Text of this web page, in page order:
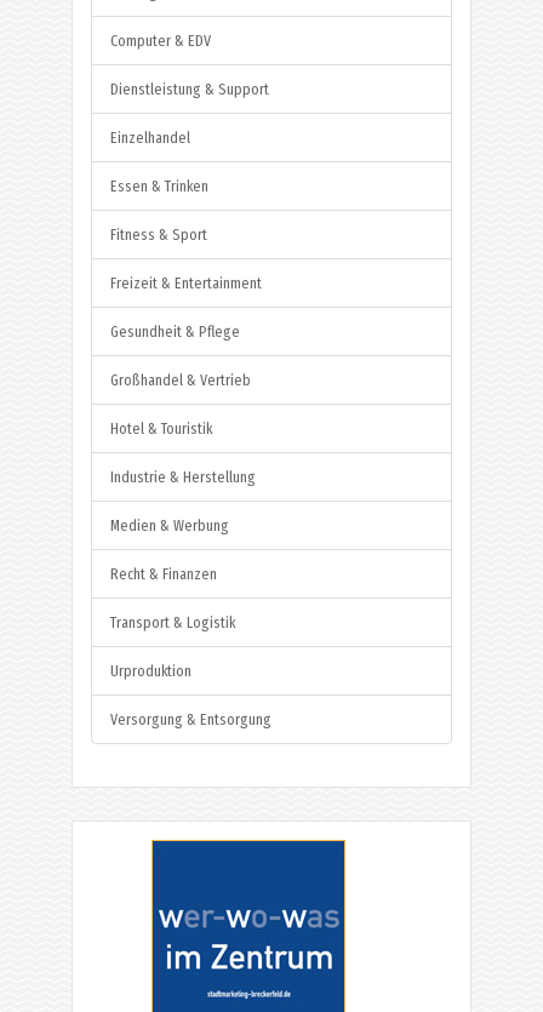
Computer & EDV
Dienstleistung & Support
Einzelhandel
Essen & Trinken
Fitness & Sport
Freizeit & Entertainment
Gesundheit & Pflege
Großhandel & Vertrieb
Hotel & Touristik
Industrie & Herstellung
Medien & Werbung
Recht & Finanzen
Transport & Logistik
Urproduktion
Versorgung & Entsorgung